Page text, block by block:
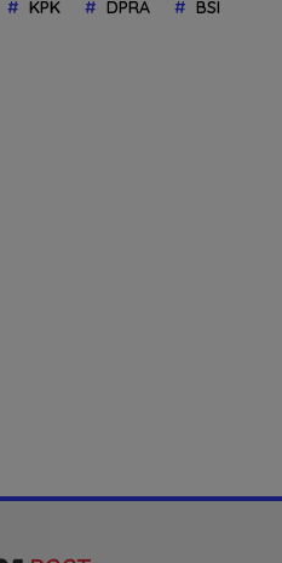
KPK DPRA BSI